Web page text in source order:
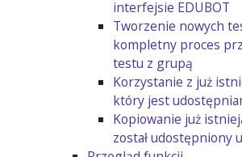
interfejsie EDUBOT
Tworzenie nowych
kompletny proces
testu z grupą
Korzystanie z już
który jest
Kopiowanie już
został udostępniony